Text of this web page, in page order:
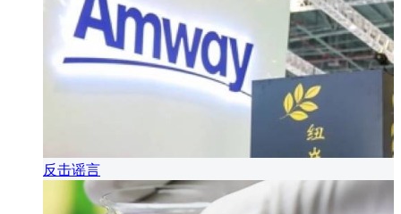
反击谣言